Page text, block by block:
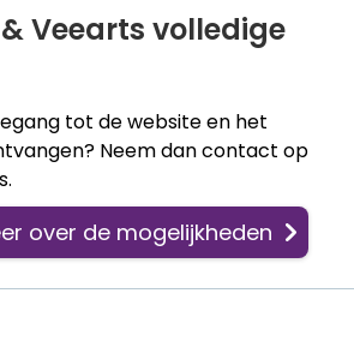
Veearts volledige
tot de website en het
Neem dan contact op
over de mogelijkheden